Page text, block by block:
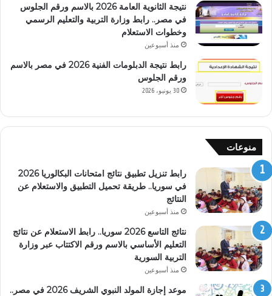
نتيجة الثانوية العامة 2026 بالاسم ورقم الجلوس
في مصر.. رابط وزارة التربية والتعليم الرسمي
وخطوات الاستعلام
منذ أسبوعين
رابط نتيجة الدبلومات الفنية 2026 في مصر بالاسم
ورقم الجلوس
30 يونيو، 2026
منوعات
رابط تنزيل تطبيق نتائج امتحانات البكالوريا 2026
في سوريا.. طريقة تحميل التطبيق والاستعلام عن
النتائج
منذ أسبوعين
نتائج التاسع 2026 سوريا.. رابط الاستعلام عن نتائج
التعليم الأساسي بالاسم ورقم الاكتتاب عبر وزارة
التربية السورية
منذ أسبوعين
موعد إجازة المولد النبوي الشريف 2026 في مصر..